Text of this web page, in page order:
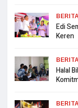
Edi
Keren
Halal